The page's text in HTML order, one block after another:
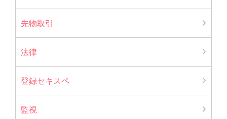
先物取引
法律
登録セキスペ
監視